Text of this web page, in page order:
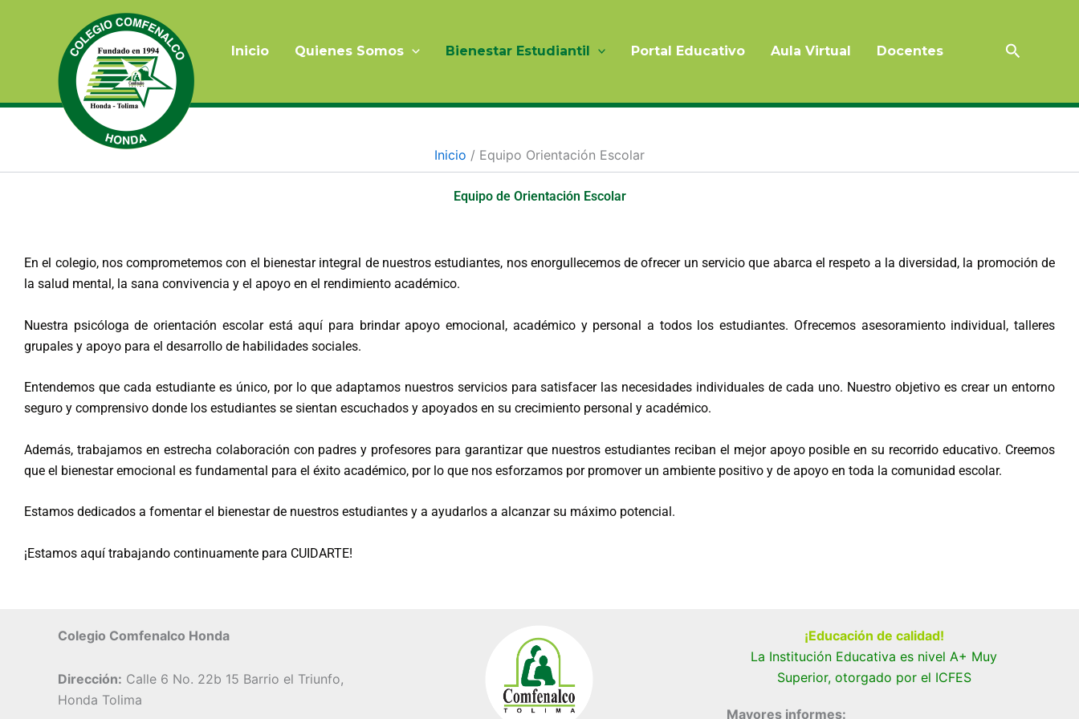
Inicio Quienes Somos Bienestar Estudiantil Portal Educativo Aula Virtual Docentes Buscar
Inicio Equipo Orientación Escolar
Equipo de Orientación Escolar
En el colegio, nos comprometemos con el bienestar integral de nuestros estudiantes, nos enorgullecemos de ofrecer un servicio que abarca el respeto a la diversidad, la promoción de
la salud mental, la sana convivencia y el apoyo en el rendimiento académico.
Nuestra psicóloga de orientación escolar está aquí para brindar apoyo emocional, académico y personal a todos los estudiantes. Ofrecemos asesoramiento individual, talleres
grupales y apoyo para el desarrollo de habilidades sociales.
Entendemos que cada estudiante es único, por lo que adaptamos nuestros servicios para satisfacer las necesidades individuales de cada uno. Nuestro objetivo es crear un entorno
seguro y comprensivo donde los estudiantes se sientan escuchados y apoyados en su crecimiento personal y académico.
Además, trabajamos en estrecha colaboración con padres y profesores para garantizar que nuestros estudiantes reciban el mejor apoyo posible en su recorrido educativo. Creemos
que el bienestar emocional es fundamental para el éxito académico, por lo que nos esforzamos por promover un ambiente positivo y de apoyo en toda la comunidad escolar.
Estamos dedicados a fomentar el bienestar de nuestros estudiantes y a ayudarlos a alcanzar su máximo potencial.
¡Estamos aquí trabajando continuamente para CUIDARTE!
Colegio Comfenalco Honda
Dirección: Calle 6 No. 22b 15 Barrio el Triunfo,
Honda Tolima
¡Educación de calidad!
La Institución Educativa es nivel A+ Muy
Superior, otorgado por el ICFES
Mayores informes: